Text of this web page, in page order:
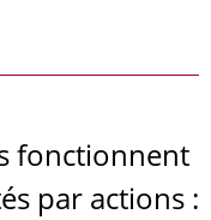
fonctionnent
par actions :